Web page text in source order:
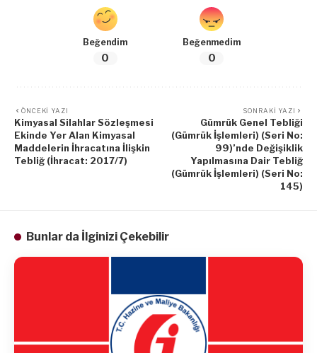
Beğendim
0
Beğenmedim
0
ÖNCEKI YAZI
Kimyasal Silahlar Sözleşmesi
Ekinde Yer Alan Kimyasal
Maddelerin İhracatına İlişkin
Tebliğ (İhracat: 2017/7)
SONRAKI YAZI
Gümrük Genel Tebliği
(Gümrük İşlemleri) (Seri No:
99)’nde Değişiklik
Yapılmasına Dair Tebliğ
(Gümrük İşlemleri) (Seri No:
145)
Bunlar da İlginizi Çekebilir